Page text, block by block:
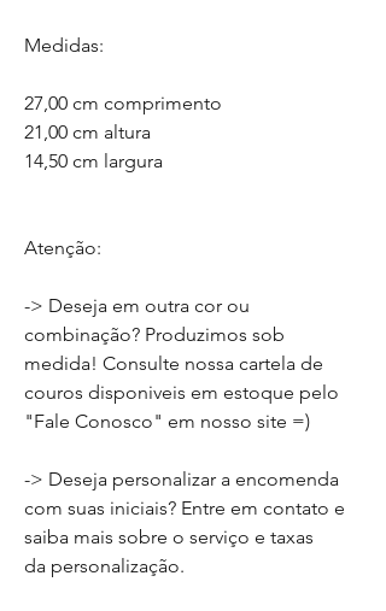
Medidas:
27,00 cm comprimento
21,00 cm altura
14,50 cm largura
Atenção:
-> Deseja em outra cor ou
combinação? Produzimos sob
medida! Consulte nossa cartela de
couros disponiveis em estoque pelo
"Fale Conosco" em nosso site =)
-> Deseja personalizar a encomenda
com suas iniciais? Entre em contato e
saiba mais sobre o serviço e taxas
da personalização.